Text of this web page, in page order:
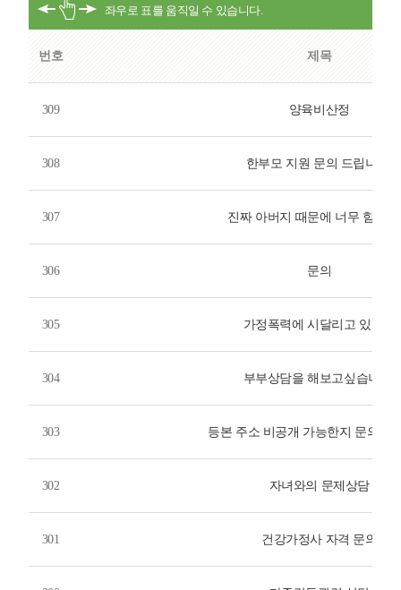
번호 제목
309 양육비산정
308 한부모 지원 문의 드립니다.
307 진짜 아버지 때문에 너무 힘듭니
306 문의
305 가정폭력에 시달리고 있어요
304 부부상담을 해보고싶습니다.
303 등본 주소 비공개 가능한지 문의드
302 자녀와의 문제상담
301 건강가정사 자격 문의